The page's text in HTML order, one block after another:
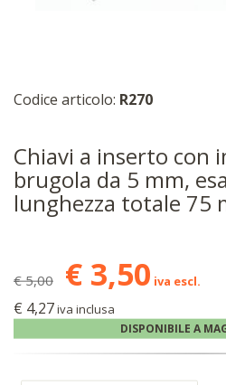
Codice articolo: R270
Chiavi a inserto con
brugola da 5 mm,
lunghezza totale 75
€ 5,00 € 3,50 iva escl.
€ 4,27iva inclusa
DISPONIBILE A